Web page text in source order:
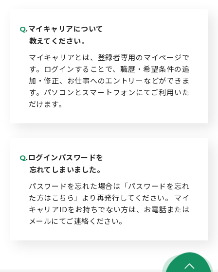
キャリアマップ
転職の体験談
転職と年収のハナシ
転職コラム
運営会社について
お問い合わせ
.マイキャリアについて
教えてください。
マイキャリアとは、登録者専用のマイページで
す。ログインすることで、職歴・希望条件の追
加・修正、お仕事へのエントリーなどができま
す。パソコンとスマートフォンにてご利用いた
だけます。
.ログインパスワードを
忘れてしまいました。
パスワードを忘れた場合は「パスワードを忘れ
た方はこちら」より再発行してください。 マイ
キャリアIDをお持ちでない方は、お電話または
メールにてご連絡ください。